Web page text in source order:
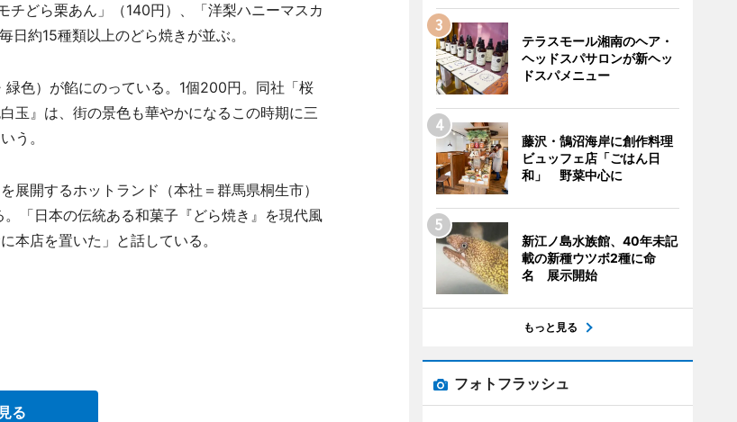
チどら栗あん」（140円）、「洋梨ハニーマスカ
約15種類以上のどら焼きが並ぶ。
色）が餡にのっている。1個200円。同社「桜
玉』は、街の景色も華やかになるこの時期に三
う。
開するホットランド（本社＝群馬県桐生市）
「日本の伝統ある和菓子『どら焼き』を現代風
本店を置いた」と話している。
る
テラスモール湘南のヘア・
ヘッドスパサロンが新ヘッ
ドスパメニュー
藤沢・鵠沼海岸に創作料理
ビュッフェ店「ごはん日
和」 野菜中心に
新江ノ島水族館、40年未記
載の新種ウツボ2種に命
名 展示開始
もっと見る
フォトフラッシュ